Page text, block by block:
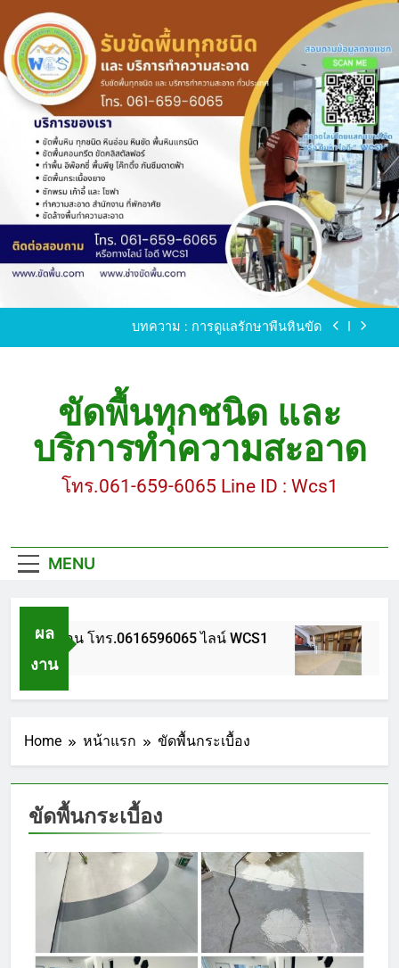
to
content
ขัดพื้นหินขัด อบต.แหลมบัวนครปฐม
ขัดพื้นหินอ่อน โทร.0616596065 ไลน์ WCS1
บทความ : การดูแลรักษาพื้นหินขัด
ขัดพื้นหินขัด อบต.แหลมบัวนครปฐม
ขัดพื้นหินอ่อน โทร.0616596065 ไลน์ WCS1
บทความ : การดูแลรักษาพื้นหินขัด
ขัดพื้นทุกชนิด และ
บริการทำความสะอาด
โทร.061-659-6065 Line ID : Wcs1
MENU
ผล
งาน
นหินอ่อน โทร.0616596065 ไลน์ WCS1
Home หน้าแรก ขัดพื้นกระเบื้อง
ขัดพื้นกระเบื้อง